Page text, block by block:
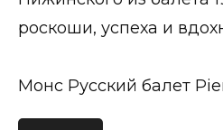
роскоши, успеха и
Монс Русский балет